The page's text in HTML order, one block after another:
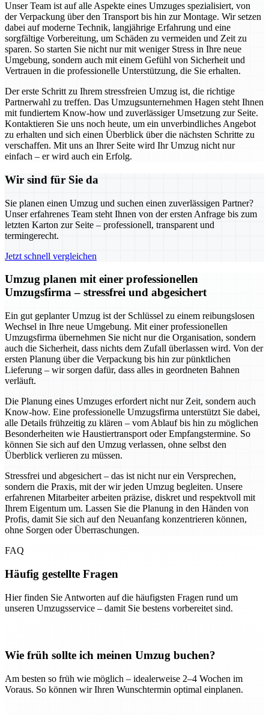
Unser Team ist auf alle Aspekte eines Umzuges spezialisiert, von
der Verpackung über den Transport bis hin zur Montage. Wir setzen
dabei auf moderne Technik, langjährige Erfahrung und eine
sorgfältige Vorbereitung, um Schäden zu vermeiden und Zeit zu
sparen. So starten Sie nicht nur mit weniger Stress in Ihre neue
Umgebung, sondern auch mit einem Gefühl von Sicherheit und
Vertrauen in die professionelle Unterstützung, die Sie erhalten.
Der erste Schritt zu Ihrem stressfreien Umzug ist, die richtige
Partnerwahl zu treffen. Das Umzugsunternehmen Hagen steht Ihnen
mit fundiertem Know-how und zuverlässiger Umsetzung zur Seite.
Kontaktieren Sie uns noch heute, um ein unverbindliches Angebot
zu erhalten und sich einen Überblick über die nächsten Schritte zu
verschaffen. Mit uns an Ihrer Seite wird Ihr Umzug nicht nur
einfach – er wird auch ein Erfolg.
Wir sind für Sie da
Sie planen einen Umzug und suchen einen zuverlässigen Partner?
Unser erfahrenes Team steht Ihnen von der ersten Anfrage bis zum
letzten Karton zur Seite – professionell, transparent und
termingerecht.
Jetzt schnell vergleichen
Umzug planen mit einer professionellen
Umzugsfirma – stressfrei und abgesichert
Ein gut geplanter Umzug ist der Schlüssel zu einem reibungslosen
Wechsel in Ihre neue Umgebung. Mit einer professionellen
Umzugsfirma übernehmen Sie nicht nur die Organisation, sondern
auch die Sicherheit, dass nichts dem Zufall überlassen wird. Von der
ersten Planung über die Verpackung bis hin zur pünktlichen
Lieferung – wir sorgen dafür, dass alles in geordneten Bahnen
verläuft.
Die Planung eines Umzuges erfordert nicht nur Zeit, sondern auch
Know-how. Eine professionelle Umzugsfirma unterstützt Sie dabei,
alle Details frühzeitig zu klären – vom Ablauf bis hin zu möglichen
Besonderheiten wie Haustiertransport oder Empfangstermine. So
können Sie sich auf den Umzug verlassen, ohne selbst den
Überblick verlieren zu müssen.
Stressfrei und abgesichert – das ist nicht nur ein Versprechen,
sondern die Praxis, mit der wir jeden Umzug begleiten. Unsere
erfahrenen Mitarbeiter arbeiten präzise, diskret und respektvoll mit
Ihrem Eigentum um. Lassen Sie die Planung in den Händen von
Profis, damit Sie sich auf den Neuanfang konzentrieren können,
ohne Sorgen oder Überraschungen.
FAQ
Häufig gestellte Fragen
Hier finden Sie Antworten auf die häufigsten Fragen rund um
unseren Umzugsservice – damit Sie bestens vorbereitet sind.
Wie früh sollte ich meinen Umzug buchen?
Am besten so früh wie möglich – idealerweise 2–4 Wochen im
Voraus. So können wir Ihren Wunschtermin optimal einplanen.